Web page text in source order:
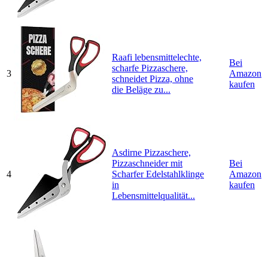
3
Raafi lebensmittelechte,
scharfe Pizzaschere,
schneidet Pizza, ohne
die Beläge zu...
Bei
Amazon
kaufen
4
Asdirne Pizzaschere,
Pizzaschneider mit
Scharfer Edelstahlklinge
in
Lebensmittelqualität...
Bei
Amazon
kaufen